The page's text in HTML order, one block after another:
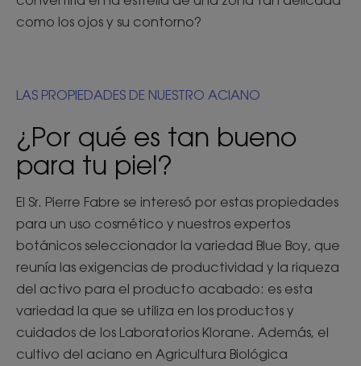
como los ojos y su contorno?
LAS PROPIEDADES DE NUESTRO ACIANO
¿Por qué es tan bueno
para tu piel?
El Sr. Pierre Fabre se interesó por estas propiedades
para un uso cosmético y nuestros expertos
botánicos seleccionador la variedad Blue Boy, que
reunía las exigencias de productividad y la riqueza
del activo para el producto acabado: es esta
variedad la que se utiliza en los productos y
cuidados de los Laboratorios Klorane. Además, el
cultivo del aciano en Agricultura Biológica